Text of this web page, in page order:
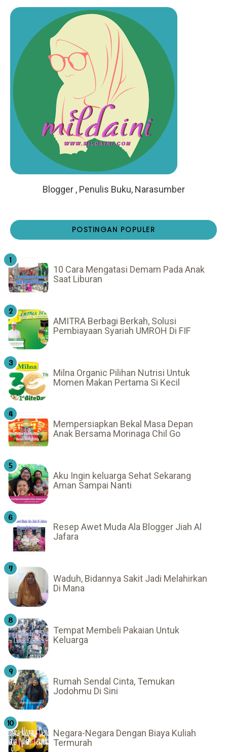
Blogger , Penulis Buku, Narasumber
POSTINGAN POPULER
10 Cara Mengatasi Demam Pada Anak
Saat Liburan
AMITRA Berbagi Berkah, Solusi
Pembiayaan Syariah UMROH Di FIF
Milna Organic Pilihan Nutrisi Untuk
Momen Makan Pertama Si Kecil
Mempersiapkan Bekal Masa Depan
Anak Bersama Morinaga Chil Go
Aku Ingin keluarga Sehat Sekarang
Aman Sampai Nanti
Resep Awet Muda Ala Blogger Jiah Al
Jafara
Waduh, Bidannya Sakit Jadi Melahirkan
Di Mana
Tempat Membeli Pakaian Untuk
Keluarga
Rumah Sendal Cinta, Temukan
Jodohmu Di Sini
Negara-Negara Dengan Biaya Kuliah
Termurah